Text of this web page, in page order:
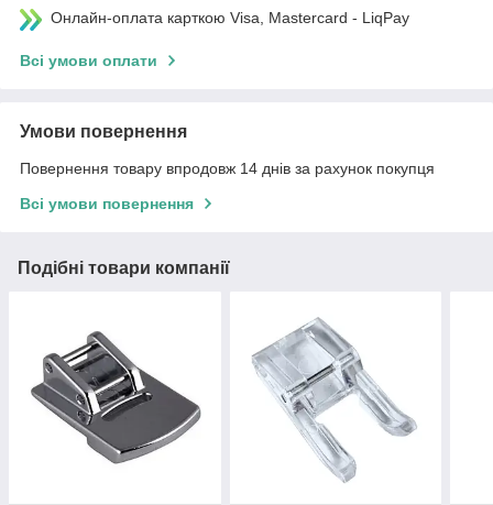
Онлайн-оплата карткою Visa, Mastercard - LiqPay
Всі умови оплати
Умови повернення
Повернення товару впродовж 14 днів за рахунок покупця
Всі умови повернення
Подібні товари компанії